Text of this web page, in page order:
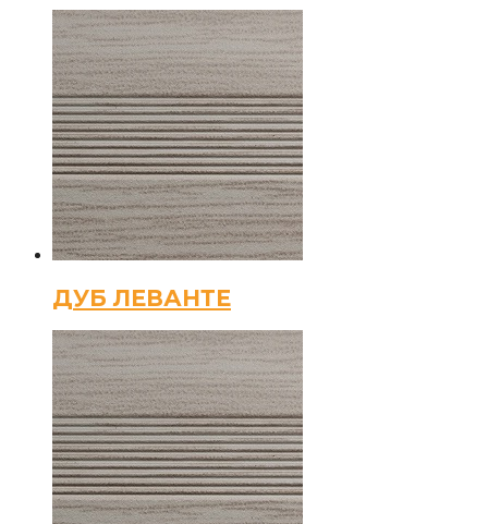
ДУБ ЛЕВАНТЕ